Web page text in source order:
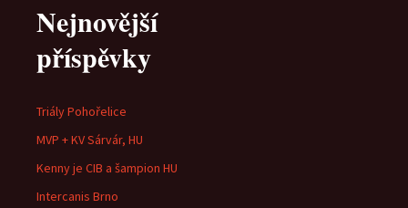
Nejnovější
příspěvky
Triály Pohořelice
MVP + KV Sárvár, HU
Kenny je CIB a šampion HU
Intercanis Brno